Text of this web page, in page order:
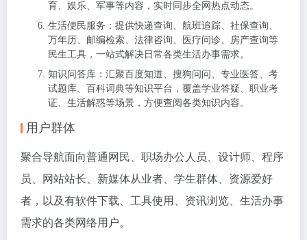
育、娱乐、军事等内容，实时同步全网热点动态。
生活便民服务：提供快递查询、航班追踪、社保查询、
万年历、邮编检索、法律咨询、医疗问诊、房产查询等
民生工具，一站式解决日常各类生活办事需求。
知识问答库：汇聚百度知道、搜狗问问、专业医答、考
试题库、百科词典等知识平台，覆盖学业答疑、职业考
证、生活解惑等场景，方便查阅各类知识内容。
用户群体
聚合导航面向普通网民、职场办公人员、设计师、程序
员、网站站长、新媒体从业者、学生群体、资源爱好
者，以及有软件下载、工具使用、资讯浏览、生活办事
需求的各类网络用户。